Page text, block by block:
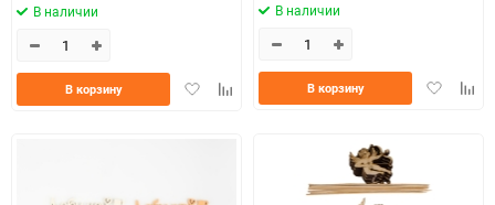
В наличии
ДобавитьДобавить
В корзину
В наличии
Добавить
В корзину